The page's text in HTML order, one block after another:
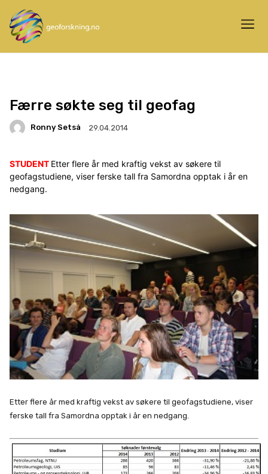
Færre søkte seg til geofag
Ronny Setså 29.04.2014
STUDENT Etter flere år med kraftig vekst av søkere til
geofagstudiene, viser ferske tall fra Samordna opptak i år en
nedgang.
Etter flere år med kraftig vekst av søkere til geofagstudiene, viser
ferske tall fra Samordna opptak i år en nedgang.